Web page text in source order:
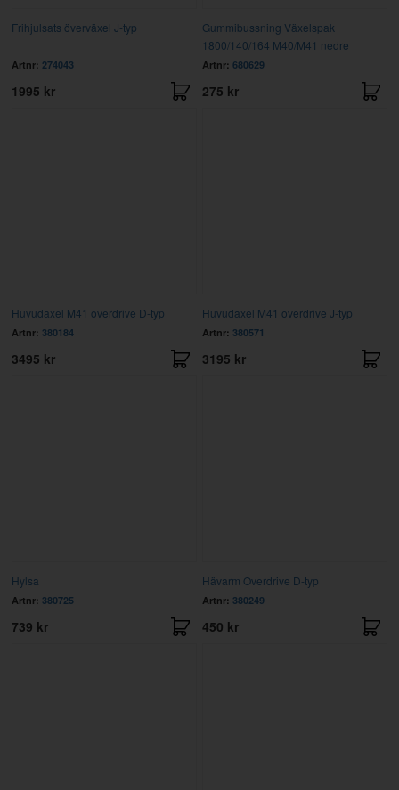
Frihjulsats överväxel J-typ
Artnr: 274043
1995 kr
Gummibussning Växelspak
1800/140/164 M40/M41 nedre
Artnr: 680629
275 kr
Huvudaxel M41 overdrive D-typ
Artnr: 380184
3495 kr
Huvudaxel M41 overdrive J-typ
Artnr: 380571
3195 kr
Hylsa
Artnr: 380725
739 kr
Hävarm Overdrive D-typ
Artnr: 380249
450 kr